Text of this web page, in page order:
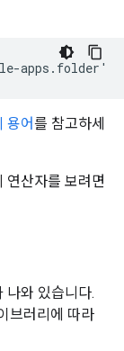
용어를 참고하세
연산자를 보려면
나와 있습니다.
브러리에 따라